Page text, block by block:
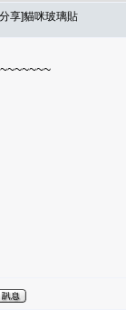
享]貓咪玻璃貼